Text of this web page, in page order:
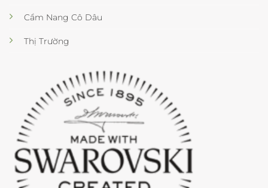
Cẩm Nang Cô Dâu
Thị Trường